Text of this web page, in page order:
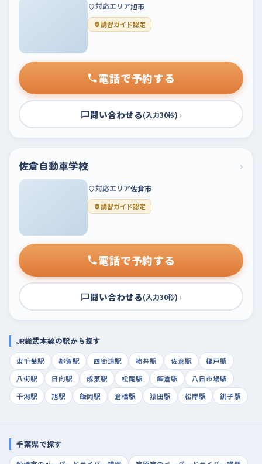
対応エリア旭市
講習ガイド認定
電話で予約する
問い合わせる(入力30秒) ›
佐倉自動車学校 ›
対応エリア佐倉市
講習ガイド認定
電話で予約する
問い合わせる(入力30秒) ›
JR総武本線の駅から探す
東千葉駅 都賀駅 四街道駅 物井駅 佐倉駅
榎戸駅
八街駅
日向駅 成東駅 松尾駅 飯倉駅
八日市場駅
干潟駅
旭駅 飯岡駅 倉橋駅 猿田駅 松岸駅 銚子駅
千葉県で探す